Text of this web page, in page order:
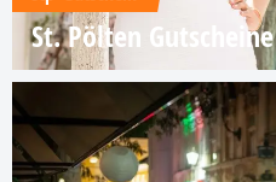
St. Pölten Gutscheine